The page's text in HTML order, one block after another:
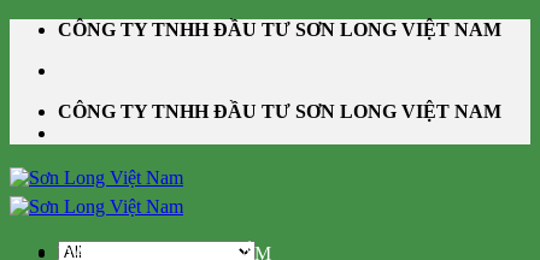
Skip
content
CÔNG TY TNHH ĐẦU TƯ SƠN LONG VIỆT NAM
CÔNG TY TNHH ĐẦU TƯ SƠN LONG VIỆT NAM
DANH MỤC SẢN PHẨM